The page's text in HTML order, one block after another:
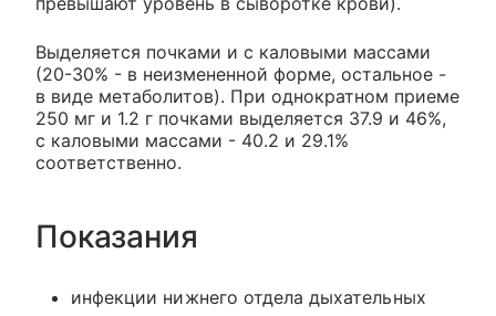
Выделяется почками и с каловыми массами
(20-30% - в неизмененной форме, остальное -
в виде метаболитов). При однократном приеме
250 мг и 1.2 г почками выделяется 37.9 и 46%,
с каловыми массами - 40.2 и 29.1%
соответственно.
Показания
инфекции нижнего отдела дыхательных